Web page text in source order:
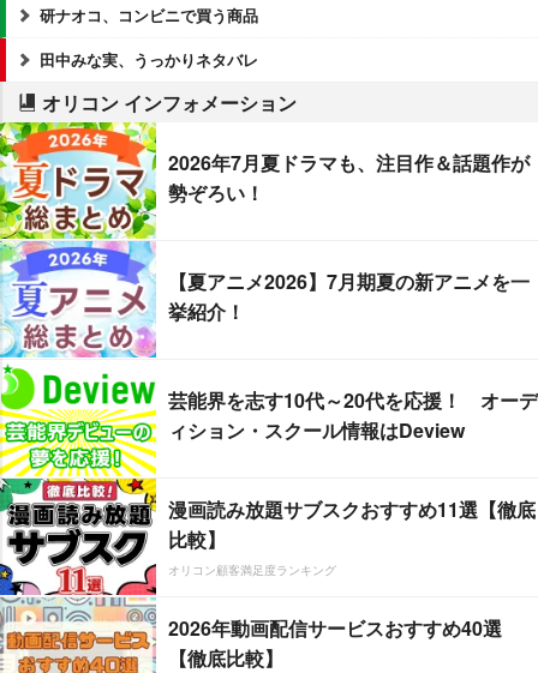
研ナオコ、コンビニで買う商品
田中みな実、うっかりネタバレ
オリコン インフォメーション
2026年7月夏ドラマも、注目作＆話題作が
勢ぞろい！
【夏アニメ2026】7月期夏の新アニメを一
挙紹介！
芸能界を志す10代～20代を応援！ オーデ
ィション・スクール情報はDeview
漫画読み放題サブスクおすすめ11選【徹底
比較】
オリコン顧客満足度ランキング
2026年動画配信サービスおすすめ40選
【徹底比較】